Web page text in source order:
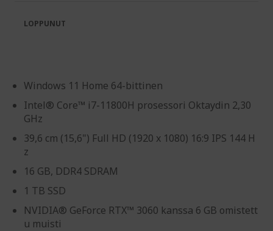
Windows 11 Home 64-bittinen
Intel® Core™ i7-11800H prosessori Oktaydin 2,30
GHz
39,6 cm (15,6") Full HD (1920 x 1080) 16:9 IPS 144 H
z
16 GB, DDR4 SDRAM
1 TB SSD
NVIDIA® GeForce RTX™ 3060 kanssa 6 GB omistett
u muisti
LOPPUNUT